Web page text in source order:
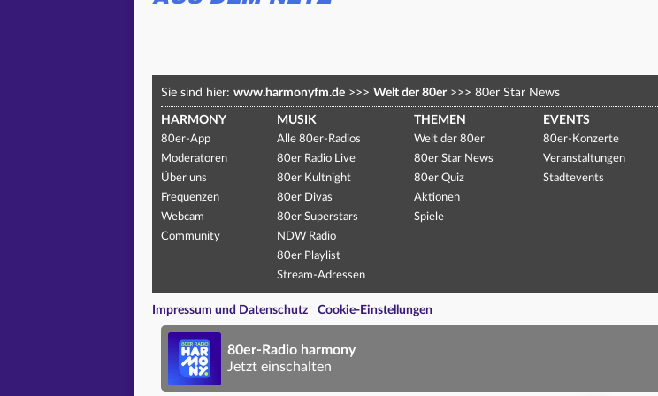
Sie sind hier: www.harmonyfm.de >>> Welt der 80er >>> 80er Star News
HARMONY
80er-App
Moderatoren
Über uns
Frequenzen
Webcam
Community
MUSIK
Alle 80er-Radios
80er Radio Live
80er Kultnight
80er Divas
80er Superstars
NDW Radio
80er Playlist
Stream-Adressen
THEMEN
Welt der 80er
80er Star News
80er Quiz
Aktionen
Spiele
EVENTS
80er-Konzerte
Veranstaltungen
Stadtevents
Impressum und Datenschutz Cookie-Einstellungen
80er-Radio harmony
Jetzt einschalten